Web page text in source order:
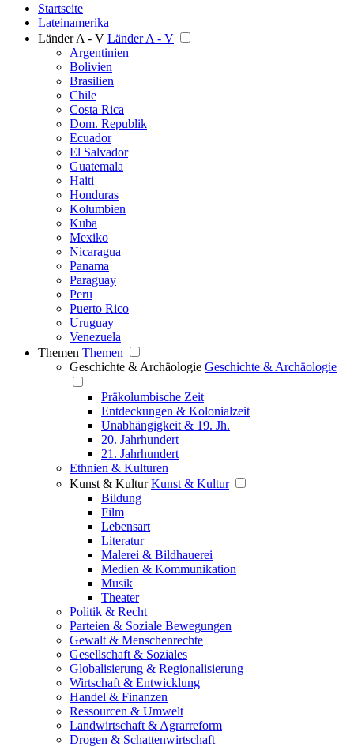
Startseite
Lateinamerika
Länder A - V Länder A - V
Argentinien
Bolivien
Brasilien
Chile
Costa Rica
Dom. Republik
Ecuador
El Salvador
Guatemala
Haiti
Honduras
Kolumbien
Kuba
Mexiko
Nicaragua
Panama
Paraguay
Peru
Puerto Rico
Uruguay
Venezuela
Themen Themen
Geschichte & Archäologie Geschichte & Archäologie
Präkolumbische Zeit
Entdeckungen & Kolonialzeit
Unabhängigkeit & 19. Jh.
20. Jahrhundert
21. Jahrhundert
Ethnien & Kulturen
Kunst & Kultur Kunst & Kultur
Bildung
Film
Lebensart
Literatur
Malerei & Bildhauerei
Medien & Kommunikation
Musik
Theater
Politik & Recht
Parteien & Soziale Bewegungen
Gewalt & Menschenrechte
Gesellschaft & Soziales
Globalisierung & Regionalisierung
Wirtschaft & Entwicklung
Handel & Finanzen
Ressourcen & Umwelt
Landwirtschaft & Agrarreform
Drogen & Schattenwirtschaft